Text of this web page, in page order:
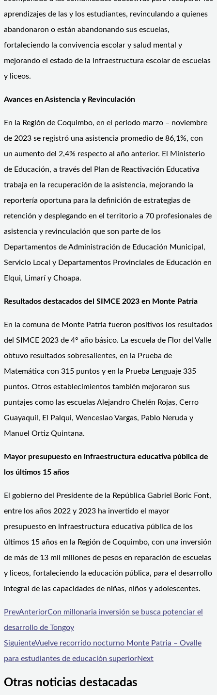
aprendizajes de las y los estudiantes, revinculando a quienes
abandonaron o están abandonando sus escuelas,
fortaleciendo la convivencia escolar y salud mental y
mejorando el estado de la infraestructura escolar de escuelas
y liceos.
Avances en Asistencia y Revinculación
En la Región de Coquimbo, en el periodo marzo – noviembre
de 2023 se registró una asistencia promedio de 86,1%, con
un aumento del 2,4% respecto al año anterior. El Ministerio
de Educación, a través del Plan de Reactivación Educativa
trabaja en la recuperación de la asistencia, mejorando la
reportería oportuna para la definición de estrategias de
retención y desplegando en el territorio a 70 profesionales de
asistencia y revinculación que son parte de los
Departamentos de Administración de Educación Municipal,
Servicio Local y Departamentos Provinciales de Educación en
Elqui, Limarí y Choapa.
Resultados destacados del SIMCE 2023 en Monte Patria
En la comuna de Monte Patria fueron positivos los resultados
del SIMCE 2023 de 4° año básico. La escuela de Flor del Valle
obtuvo resultados sobresalientes, en la Prueba de
Matemática con 315 puntos y en la Prueba Lenguaje 335
puntos. Otros establecimientos también mejoraron sus
puntajes como las escuelas Alejandro Chelén Rojas, Cerro
Guayaquil, El Palqui, Wenceslao Vargas, Pablo Neruda y
Manuel Ortiz Quintana.
Mayor presupuesto en infraestructura educativa pública de
los últimos 15 años
El gobierno del Presidente de la República Gabriel Boric Font,
entre los años 2022 y 2023 ha invertido el mayor
presupuesto en infraestructura educativa pública de los
últimos 15 años en la Región de Coquimbo, con una inversión
de más de 13 mil millones de pesos en reparación de escuelas
y liceos, fortaleciendo la educación pública, para el desarrollo
integral de las capacidades de niñas, niños y adolescentes.
PrevAnteriorCon millonaria inversión se busca potenciar el
desarrollo de Tongoy
SiguienteVuelve recorrido nocturno Monte Patria – Ovalle
para estudiantes de educación superiorNext
Otras noticias destacadas